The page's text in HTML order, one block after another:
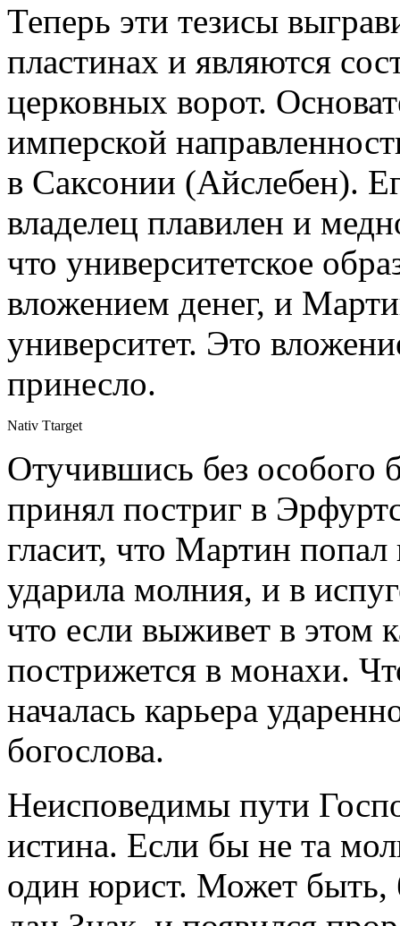
Теперь эти тезисы
пластинах и являются
церковных ворот.
имперской
в Саксонии (Айслебен).
владелец плавилен и
что университетское
вложением денег, и
университет. Это
принесло.
Nativ Ttarget
Отучившись без особого
принял постриг в
гласит, что Мартин
ударила молния, и в
что если выживет в этом
пострижется в монахи.
началась карьера
богослова.
Неисповедимы пути
истина. Если бы не та
один юрист. Может быть,